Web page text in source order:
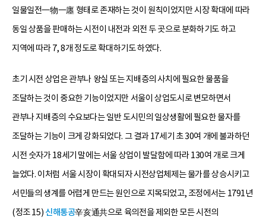
일물일전一物一廛 형태로 존재하는 것이 원칙이었지만 시장 확대에 따라
동일 상품을 판매하는 시전이 내전과 외전 두 곳으로 분화하기도 하고
지역에 따라 7, 8개 정도로 확대하기도 하였다.
초기 시전 상업은 관부나 왕실 또는 지배층의 사치에 필요한 물품을
조달하는 것이 중요한 기능이었지만 서울이 상업도시로 변모하면서
관부나 지배층의 수요보다는 일반 도시민의 일상생활에 필요한 물자를
조달하는 기능이 크게 강화되었다. 그 결과 17세기 초 30여 개에 불과하던
시전 숫자가 18세기 말에는 서울 상업이 발달함에 따라 130여 개로 크게
늘었다. 이처럼 서울 시장이 확대되자 시전상업체제는 물가를 상승시키고
서민들의 생계를 어렵게 만드는 원인으로 지목되었고, 조정에서는 1791년
(정조 15) 신해통공辛亥通共으로 육의전을 제외한 모든 시전의